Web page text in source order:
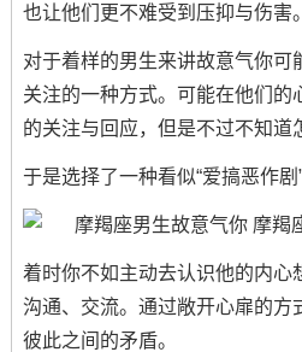
也让他们更不难受到压抑与伤害。
对于着样的男生来讲故意气你可
关注的一种方式。可能在他们的
的关注与回应，但是不过不知道
于是选择了一种看似“爱搞恶作剧
着时你不如主动去认识他的内心
沟通、交流。通过敞开心扉的方
彼此之间的矛盾。